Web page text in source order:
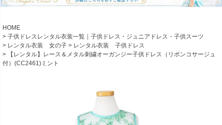
Rentalレンタル
女の子ドレス
発表会・コンクール 結婚式
01
02 サイズの選び方
測り方と目安
HOME
子供ドレスレンタル衣装一覧｜子供ドレス・ジュニアドレス・子供スーツ
レンタル衣装 女の子
レンタル衣装 子供ドレス
【レンタル】レース＆メタル刺繍オーガンジー子供ドレス（リボンコサージュ
付）(CC2461)ミント